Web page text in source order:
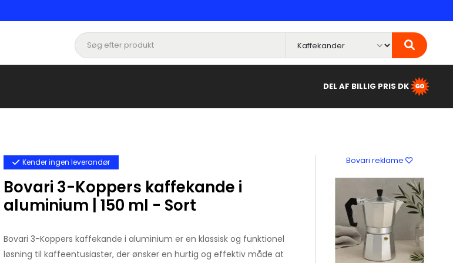
DEL AF BILLIG PRIS DK
Kender ingen leverandør
Bovari 3-Koppers kaffekande i
aluminium | 150 ml - Sort
Bovari 3-Koppers kaffekande i aluminium er en klassisk og funktionel
løsning til kaffeentusiaster, der ønsker en hurtig og effektiv måde at
Bovari reklame